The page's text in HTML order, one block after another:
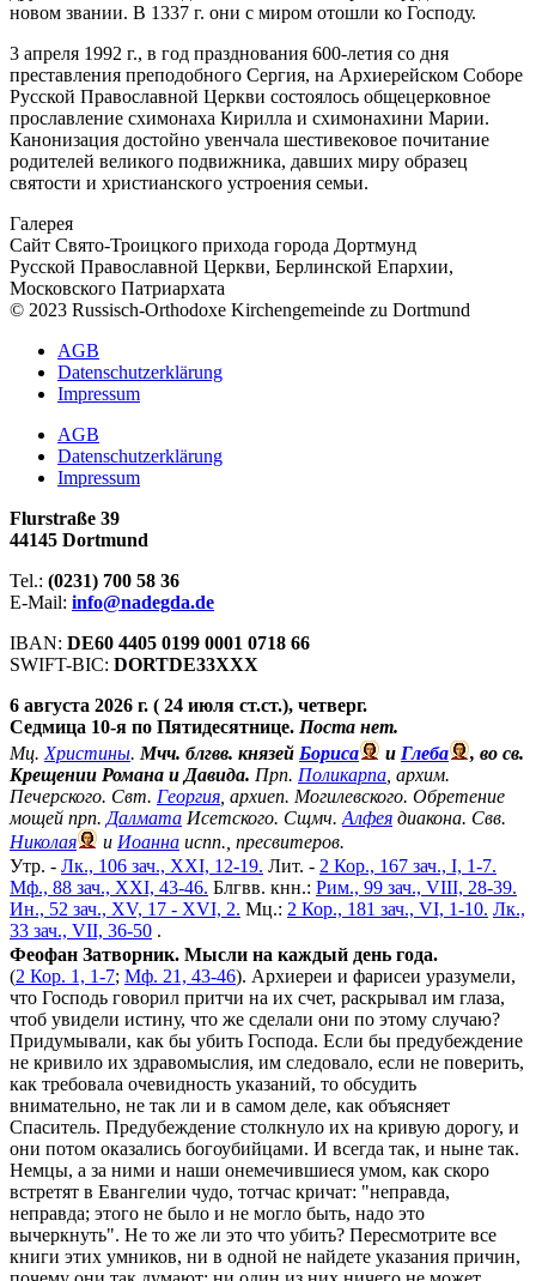
новом звании. В 1337 г. они с миром отошли ко Господу.
3 апреля 1992 г., в год празднования 600-летия со дня
преставления преподобного Сергия, на Архиерейском Соборе
Русской Православной Церкви состоялось общецерковное
прославление схимонаха Кирилла и схимонахини Марии.
Канонизация достойно увенчала шестивековое почитание
родителей великого подвижника, давших миру образец
святости и христианского устроения семьи.
Галерея
Сайт Свято-Троицкого прихода города Дортмунд
Русской Православной Церкви, Берлинской Епархии,
Московского Патриархата
© 2023 Russisch-Orthodoxe Kirchengemeinde zu Dortmund
АGB
Datenschutzerklärung
Impressum
АGB
Datenschutzerklärung
Impressum
Flurstraße 39
44145 Dortmund
Tel.: (0231) 700 58 36
E-Mail: info@nadegda.de
IBAN: DE60 4405 0199 0001 0718 66
SWIFT-BIC: DORTDE33XXX
6 августа 2026 г. ( 24 июля ст.ст.), четверг.
Седмица 10-я по Пятидесятнице. Поста нет.
Мц. Христины. Мчч. блгвв. князей Бориса и Глеба
, во св.
Крещении Романа и Давида. Прп. Поликарпа , архим.
Печерского. Свт. Георгия , архиеп. Могилевского. Обретение
мощей прп. Далмата Исетского. Сщмч. Алфея диакона. Свв.
Николая
и Иоанна испп., пресвитеров.
Утр. - Лк., 106 зач., XXI, 12-19. Лит. - 2 Кор., 167 зач., I, 1-7.
Мф., 88 зач., XXI, 43-46. Блгвв. кнн.: Рим., 99 зач., VIII, 28-39.
Ин., 52 зач., XV, 17 - XVI, 2. Мц.: 2 Кор., 181 зач., VI, 1-10. Лк.,
33 зач., VII, 36-50 .
Феофан Затворник. Мысли на каждый день года.
(2 Кор. 1, 1-7; Мф. 21, 43-46). Архиереи и фарисеи уразумели,
что Господь говорил притчи на их счет, раскрывал им глаза,
чтоб увидели истину, что же сделали они по этому случаю?
Придумывали, как бы убить Господа. Если бы предубеждение
не кривило их здравомыслия, им следовало, если не поверить,
как требовала очевидность указаний, то обсудить
внимательно, не так ли и в самом деле, как объясняет
Спаситель. Предубеждение столкнуло их на кривую дорогу, и
они потом оказались богоубийцами. И всегда так, и ныне так.
Немцы, а за ними и наши онемечившиеся умом, как скоро
встретят в Евангелии чудо, тотчас кричат: "неправда,
неправда; этого не было и не могло быть, надо это
вычеркнуть". Не то же ли это что убить? Пересмотрите все
книги этих умников, ни в одной не найдете указания причин,